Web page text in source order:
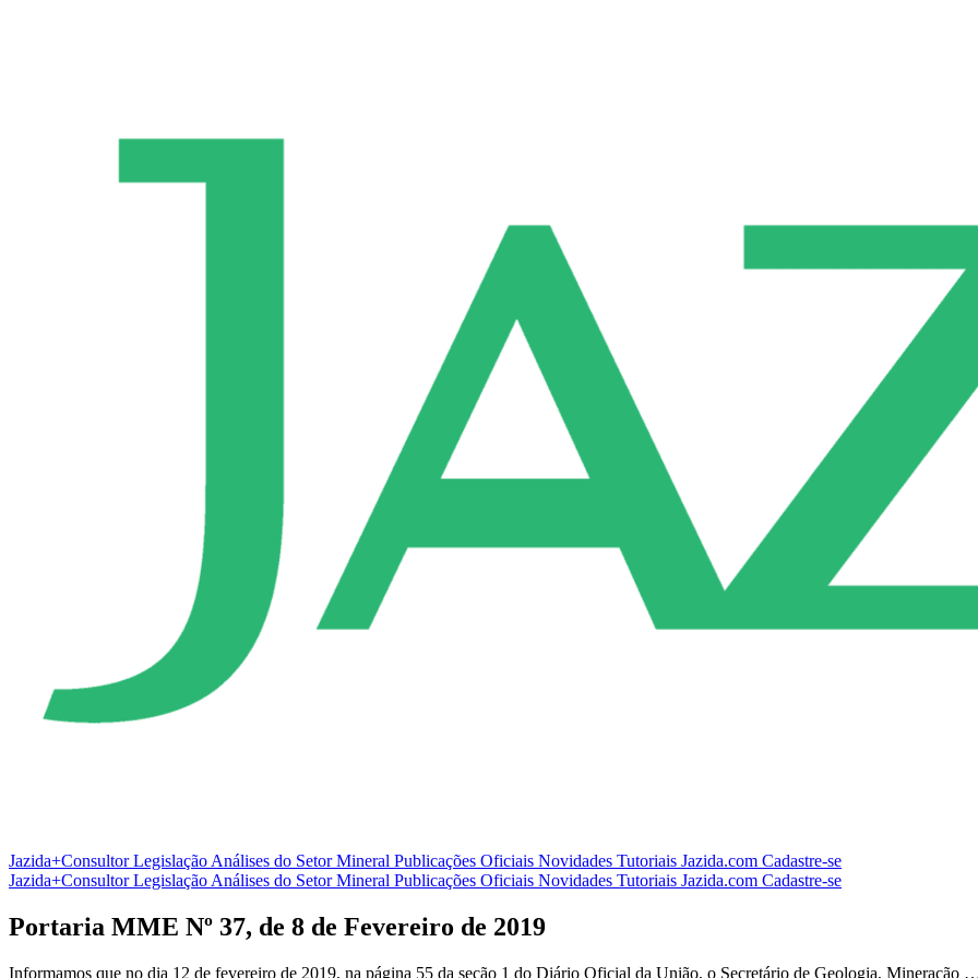
Jazida+ConsultorLegislação Análises do Setor Mineral Publicações Oficiais Novidades Tutoriais Jazida.com Cadastre-se
Jazida+ConsultorLegislação Análises do Setor Mineral Publicações Oficiais Novidades Tutoriais Jazida.com Cadastre-se
Portaria MME Nº 37, de 8 de Fevereiro de 2019
Informamos que no dia 12 de fevereiro de 2019, na página 55 da seção 1 do Diário Oficial da União, o Secretário de Geologia, Mineração